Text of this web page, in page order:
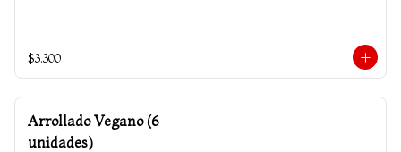
$3.300
Arrollado Vegano (6
unidades)